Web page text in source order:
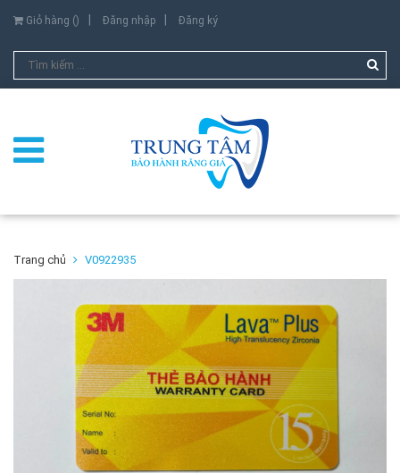
Giỏ hàng () Đăng nhập Đăng ký
Trang chủ V0922935